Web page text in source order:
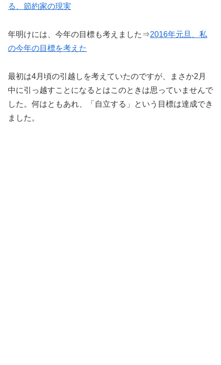
る、節約家の現実
年明けには、今年の目標も考えました⇒2016年元旦、私
の今年の目標を考えた
最初は4月頃の引越しを考えていたのですが、まさか2月
中に引っ越すことになるとはこのときは思っていませんで
した。何はともあれ、「自立する」という目標は達成でき
ました。